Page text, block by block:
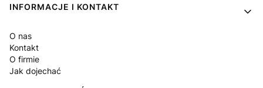
Linki w stopce
INFORMACJE I KONTAKT
O nas
Kontakt
O firmie
Jak dojechać